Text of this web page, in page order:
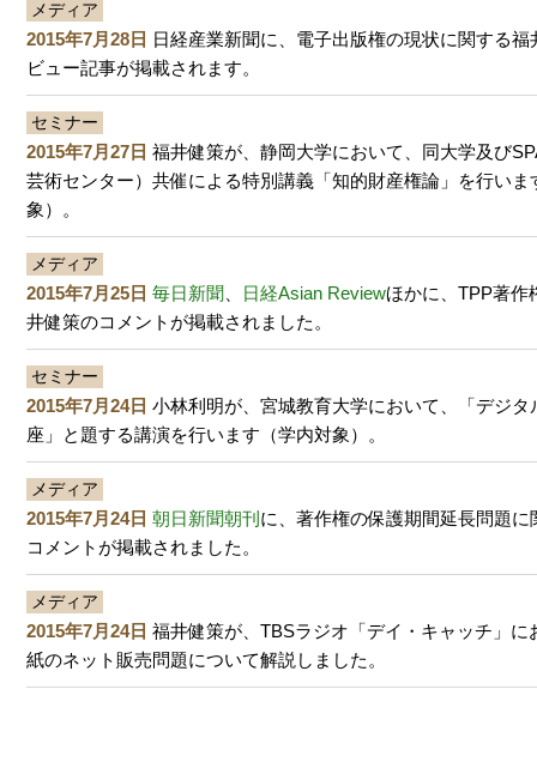
メディア
2015年7月28日 日経産業新聞に、電子出版権の現状に関する
ビュー記事が掲載されます。
セミナー
2015年7月27日 福井健策が、静岡大学において、同大学及び
芸術センター）共催による特別講義「知的財産権論」を行いま
象）。
メディア
2015年7月25日 毎日新聞 日経Asian Reviewほかに、TPP著作
井健策のコメントが掲載されました。
セミナー
2015年7月24日 小林利明が、宮城教育大学において、「デジタ
座」と題する講演を行います（学内対象）。
メディア
2015年7月24日 朝日新聞朝刊 に、著作権の保護期間延長問題
コメントが掲載されました。
メディア
2015年7月24日 福井健策が、TBSラジオ「デイ・キャッチ」に
紙のネット販売問題について解説しました。